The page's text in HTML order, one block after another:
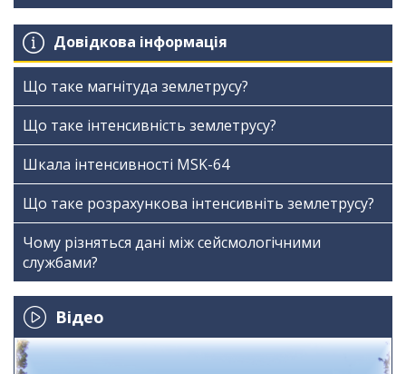
Довідкова інформація
Що таке магнітуда землетрусу?
Що таке інтенсивність землетрусу?
Шкала інтенсивності МSK-64
Що таке розрахункова інтенсивніть землетрусу?
Чому різняться дані між сейсмологічними
службами?
Відео